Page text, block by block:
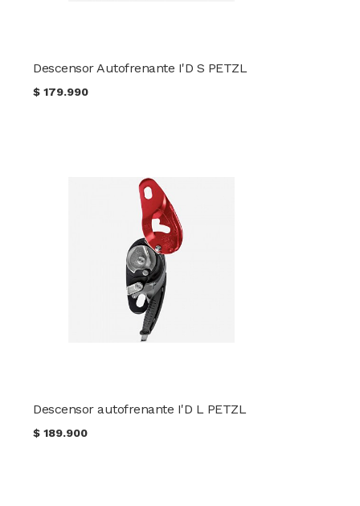
Descensor Autofrenante I'D S PETZL
$179.990
Descensor autofrenante I'D L PETZL
$189.900